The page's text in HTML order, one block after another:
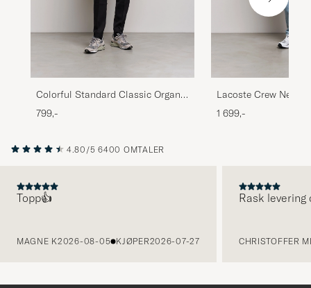
Colorful Standard Classic Organic
Crew Neck Sweat Heather Grey
799,-
Lacoste Crew Neck
Navy Blue
1 699,-
4.80/5 6400 OMTALER
Topp👍
MAGNE K2026-08-05 KJØPER2026-07-27
Rask
CHRISTOFFER